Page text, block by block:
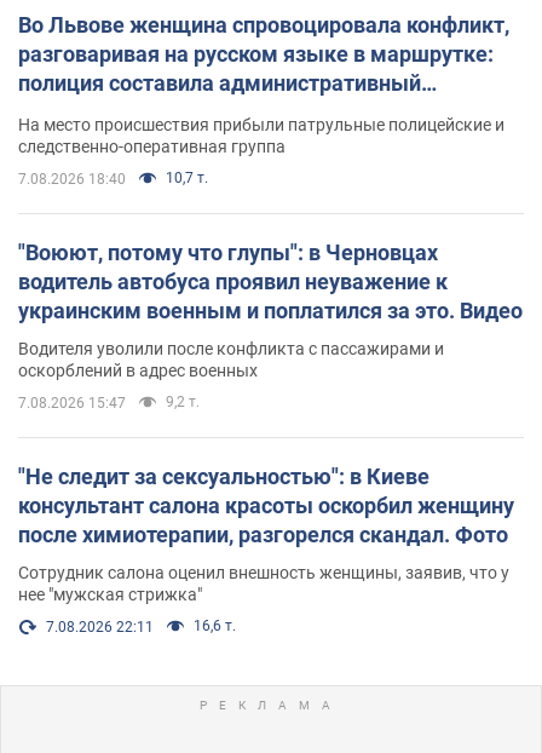
Во Львове женщина спровоцировала конфликт,
разговаривая на русском языке в маршрутке:
полиция составила административный
протокол. Видео
На место происшествия прибыли патрульные полицейские и
следственно-оперативная группа
7.08.2026 18:40 10,7 т.
"Воюют, потому что глупы": в Черновцах
водитель автобуса проявил неуважение к
украинским военным и поплатился за это. Видео
Водителя уволили после конфликта с пассажирами и
оскорблений в адрес военных
7.08.2026 15:47 9,2 т.
"Не следит за сексуальностью": в Киеве
консультант салона красоты оскорбил женщину
после химиотерапии, разгорелся скандал. Фото
Сотрудник салона оценил внешность женщины, заявив, что у
нее "мужская стрижка"
7.08.2026 22:11 16,6 т.